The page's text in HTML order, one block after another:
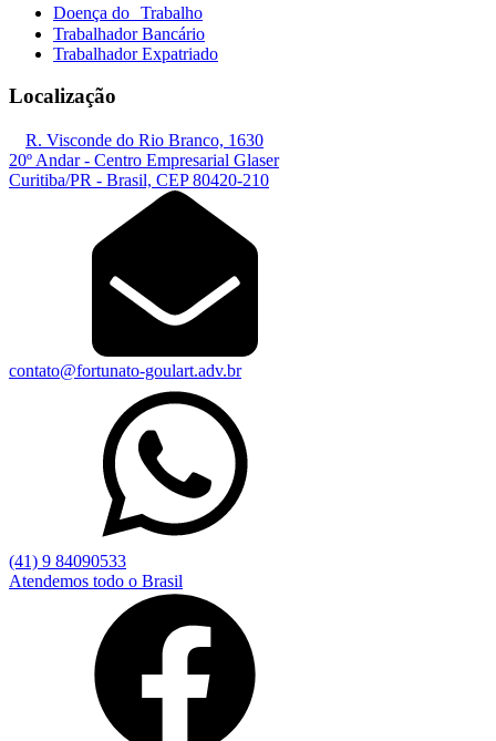
Doença do Trabalho
Trabalhador Bancário
Trabalhador Expatriado
Localização
R. Visconde do Rio Branco, 1630
20º Andar - Centro Empresarial Glaser
Curitiba/PR - Brasil, CEP 80420-210
contato@fortunato-goulart.adv.br
(41) 9 84090533
Atendemos todo o Brasil